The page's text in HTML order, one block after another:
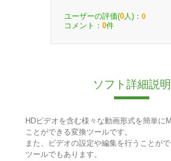
ユーザーの評価(0 人)： 0
コメント： 0件
ソフト詳細説明
HDビデオを含む様々な動画形式を簡単に
ことができる変換ツールです。
また、ビデオの設定や編集を行うことが
ツールでもあります。